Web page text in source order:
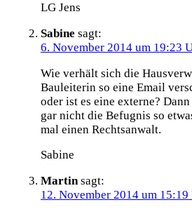
LG Jens
Sabine sagt:
6. November 2014 um 19:23
Wie verhält sich die
Bauleiterin so eine Email
oder ist es eine externe?
gar nicht die Befugnis so
mal einen Rechtsanwalt.
Sabine
Martin sagt:
12. November 2014 um 15:19